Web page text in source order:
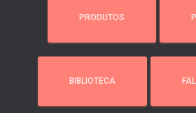
PRODUTOS
BIBLIOTECA